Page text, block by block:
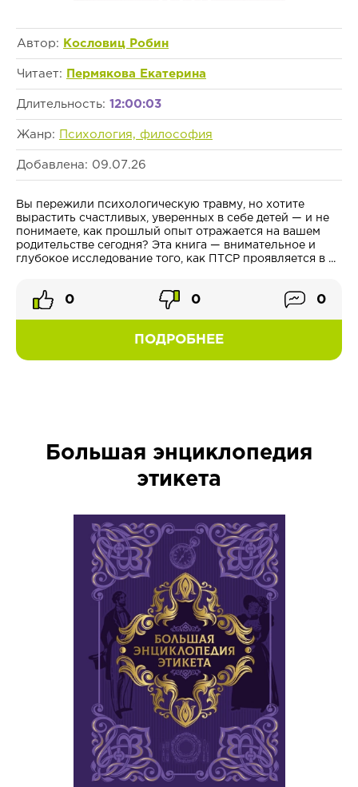
Автор: Кословиц Робин
Читает: Пермякова Екатерина
Длительность: 12:00:03
Жанр: Психология, философия
Добавлена: 09.07.26
Вы пережили психологическую травму, но хотите
вырастить счастливых, уверенных в себе детей — и не
понимаете, как прошлый опыт отражается на вашем
родительстве сегодня? Эта книга — внимательное и
глубокое исследование того, как ПТСР проявляется в ...
ПОДРОБНЕЕ
0 0 0
Большая энциклопедия
этикета